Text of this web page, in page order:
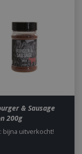
& Sausage
200g
bijna uitverkocht!